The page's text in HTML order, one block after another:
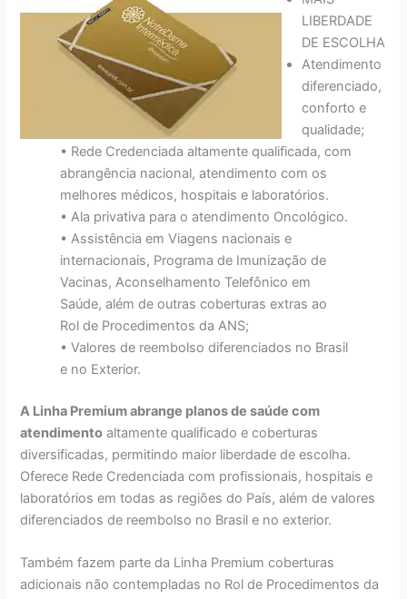
LIBERDADE
DE ESCOLHA
Atendimento
diferenciado,
conforto e
qualidade;
• Rede Credenciada altamente qualificada, com
abrangência nacional, atendimento com os
melhores médicos, hospitais e laboratórios.
• Ala privativa para o atendimento Oncológico.
• Assistência em Viagens nacionais e
internacionais, Programa de Imunização de
Vacinas, Aconselhamento Telefônico em
Saúde, além de outras coberturas extras ao
Rol de Procedimentos da ANS;
• Valores de reembolso diferenciados no Brasil
e no Exterior.
A Linha Premium abrange planos de saúde com
atendimento altamente qualificado e coberturas
diversificadas, permitindo maior liberdade de escolha.
Oferece Rede Credenciada com profissionais, hospitais e
laboratórios em todas as regiões do País, além de valores
diferenciados de reembolso no Brasil e no exterior.
Também fazem parte da Linha Premium coberturas
adicionais não contempladas no Rol de Procedimentos da